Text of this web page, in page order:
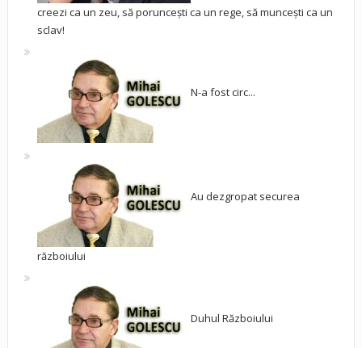
creezi ca un zeu, să poruncești ca un rege, să muncești ca un
sclav!
N-a fost circ...
Au dezgropat securea
războiului
Duhul Războiului